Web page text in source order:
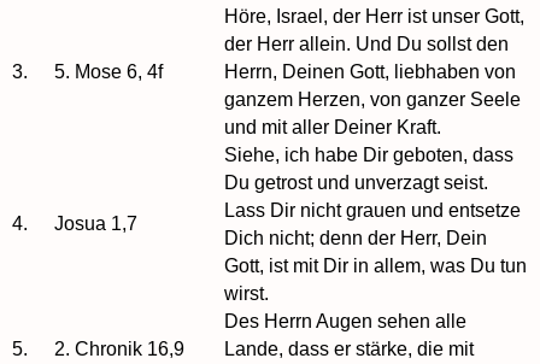
3. 5. Mose 6, 4f
Höre, Israel, der Herr ist unser Gott,
der Herr allein. Und Du sollst den
Herrn, Deinen Gott, liebhaben von
ganzem Herzen, von ganzer Seele
und mit aller Deiner Kraft.
4. Josua 1,7
Siehe, ich habe Dir geboten, dass
Du getrost und unverzagt seist.
Lass Dir nicht grauen und entsetze
Dich nicht; denn der Herr, Dein
Gott, ist mit Dir in allem, was Du tun
wirst.
5. 2. Chronik 16,9
Des Herrn Augen sehen alle
Lande, dass er stärke, die mit